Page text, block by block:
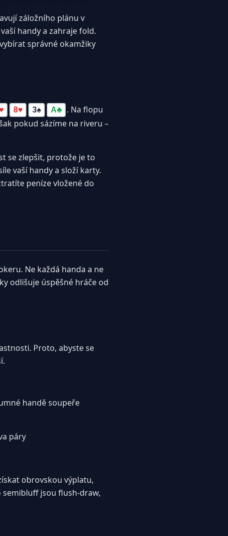
záložního plánu v
handy a zahraje fold.
správné okamžiky
8♥ 3♠ A♣
. Na flopu
pokud sázíme na riveru –
se zlepšit, protože je to
vaší handy a složí karty.
peníze vložené do
Ne každá handa a ne
odlišuje úspěšné hráče od
Proto, abyste se
handě soupeře
páry
obrovskou výplatu,
jsou flush-draw,